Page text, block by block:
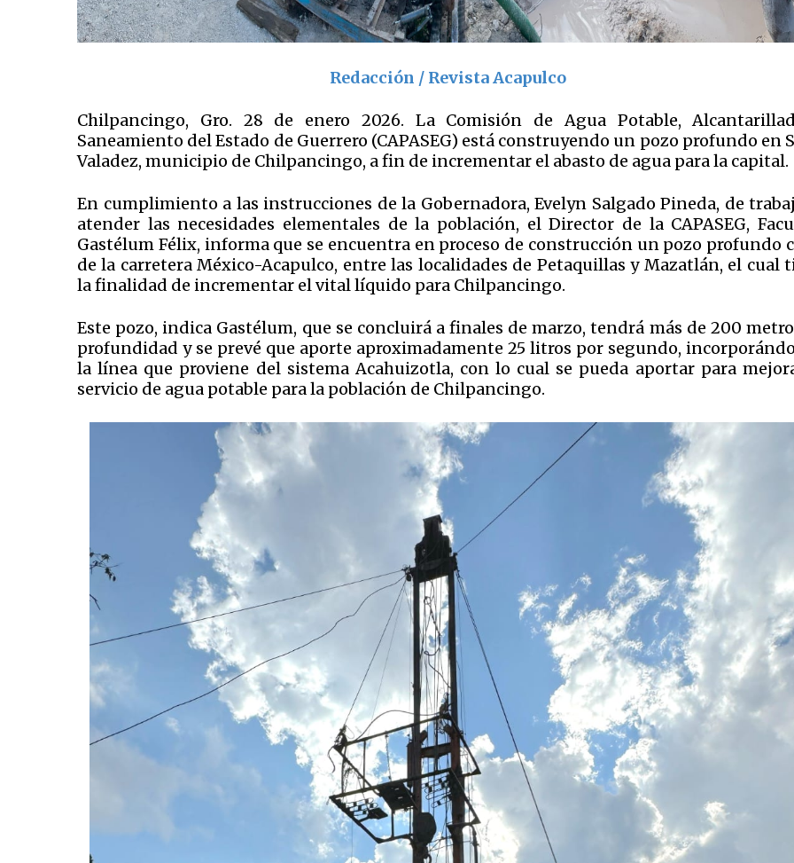
Redacción / Revista Acapulco
Chilpancingo, Gro. 28 de enero 2026. La Comisión de Agua Potable,
Saneamiento del Estado de Guerrero (CAPASEG) está construyendo un pozo profundo en
Valadez, municipio de Chilpancingo, a fin de incrementar el abasto de agua para la capital.
En cumplimiento a las instrucciones de la Gobernadora, Evelyn Salgado Pineda, de
atender las necesidades elementales de la población, el Director de la CAPASEG,
Gastélum Félix, informa que se encuentra en proceso de construcción un pozo profundo
de la carretera México-Acapulco, entre las localidades de Petaquillas y Mazatlán, el cual
la finalidad de incrementar el vital líquido para Chilpancingo.
Este pozo, indica Gastélum, que se concluirá a finales de marzo, tendrá más de 200
profundidad y se prevé que aporte aproximadamente 25 litros por segundo,
la línea que proviene del sistema Acahuizotla, con lo cual se pueda aportar para
servicio de agua potable para la población de Chilpancingo.